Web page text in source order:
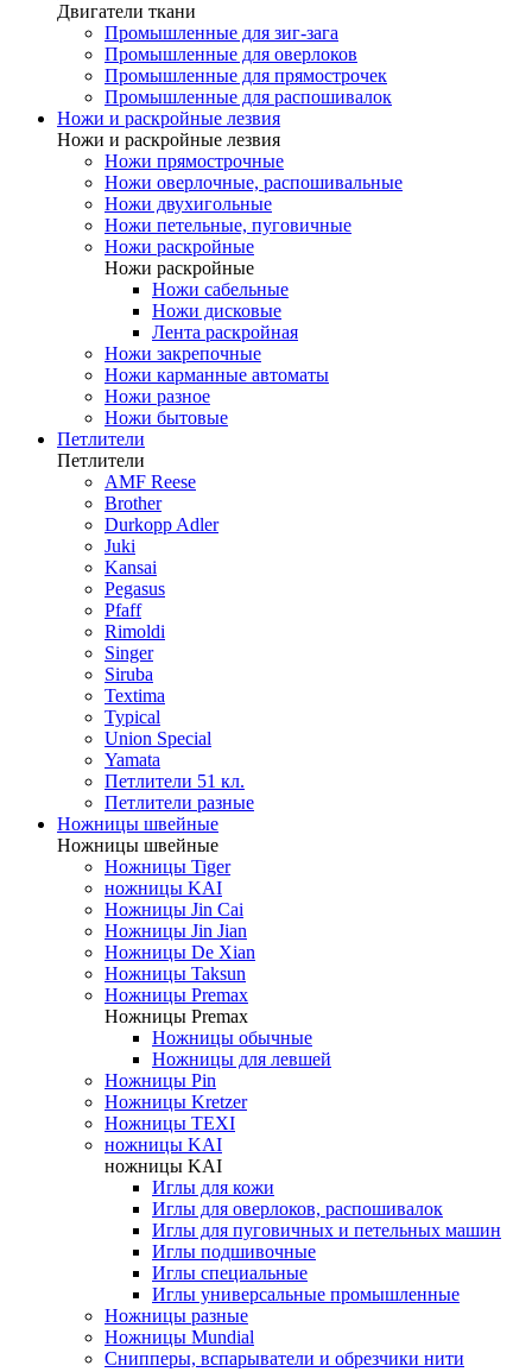
Двигатели ткани
Промышленные для зиг-зага
Промышленные для оверлоков
Промышленные для прямострочек
Промышленные для распошивалок
Ножи и раскройные лезвия
Ножи и раскройные лезвия
Ножи прямострочные
Ножи оверлочные, распошивальные
Ножи двухигольные
Ножи петельные, пуговичные
Ножи раскройные
Ножи раскройные
Ножи сабельные
Ножи дисковые
Лента раскройная
Ножи закрепочные
Ножи карманные автоматы
Ножи разное
Ножи бытовые
Петлители
Петлители
AMF Reese
Brother
Durkopp Adler
Juki
Kansai
Pegasus
Pfaff
Rimoldi
Singer
Siruba
Textima
Typical
Union Special
Yamata
Петлители 51 кл.
Петлители разные
Ножницы швейные
Ножницы швейные
Ножницы Tiger
ножницы KAI
Ножницы Jin Cai
Ножницы Jin Jian
Ножницы De Xian
Ножницы Taksun
Ножницы Premax
Ножницы Premax
Ножницы обычные
Ножницы для левшей
Ножницы Pin
Ножницы Kretzer
Ножницы TEXI
ножницы KAI
ножницы KAI
Иглы для кожи
Иглы для оверлоков, распошивалок
Иглы для пуговичных и петельных машин
Иглы подшивочные
Иглы специальные
Иглы универсальные промышленные
Ножницы разные
Ножницы Mundial
Снипперы, вспарыватели и обрезчики нити